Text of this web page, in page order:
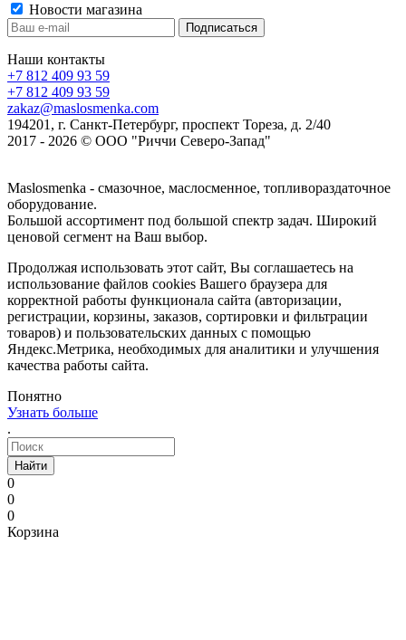
Новости магазина
Наши контакты
+7 812 409 93 59
+7 812 409 93 59
zakaz@maslosmenka.com
194201, г. Санкт-Петербург, проспект Тореза, д. 2/40
2017 - 2026 © ООО "Риччи Северо-Запад"
Maslosmenka - смазочное, маслосменное, топливораздаточное
оборудование.
Большой ассортимент под большой спектр задач. Широкий
ценовой сегмент на Ваш выбор.
Продолжая использовать этот сайт, Вы соглашаетесь на
использование файлов cookies Вашего браузера для
корректной работы функционала сайта (авторизации,
регистрации, корзины, заказов, сортировки и фильтрации
товаров) и пользовательских данных с помощью
Яндекс.Метрика, необходимых для аналитики и улучшения
качества работы сайта.
Понятно
Узнать больше
.
Найти
0
0
0
Корзина